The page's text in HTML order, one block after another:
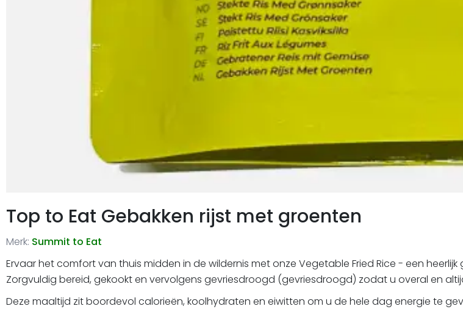
Top to Eat Gebakken rijst met groenten
Merk: Summit to Eat
Ervaar het comfort van thuis midden in de wildernis met onze Vegetable Fried Rice - een
Zorgvuldig bereid, gekookt en vervolgens gevriesdroogd (gevriesdroogd) zodat u overal en
Deze maaltijd zit boordevol calorieën, koolhydraten en eiwitten om u de hele dag energie te